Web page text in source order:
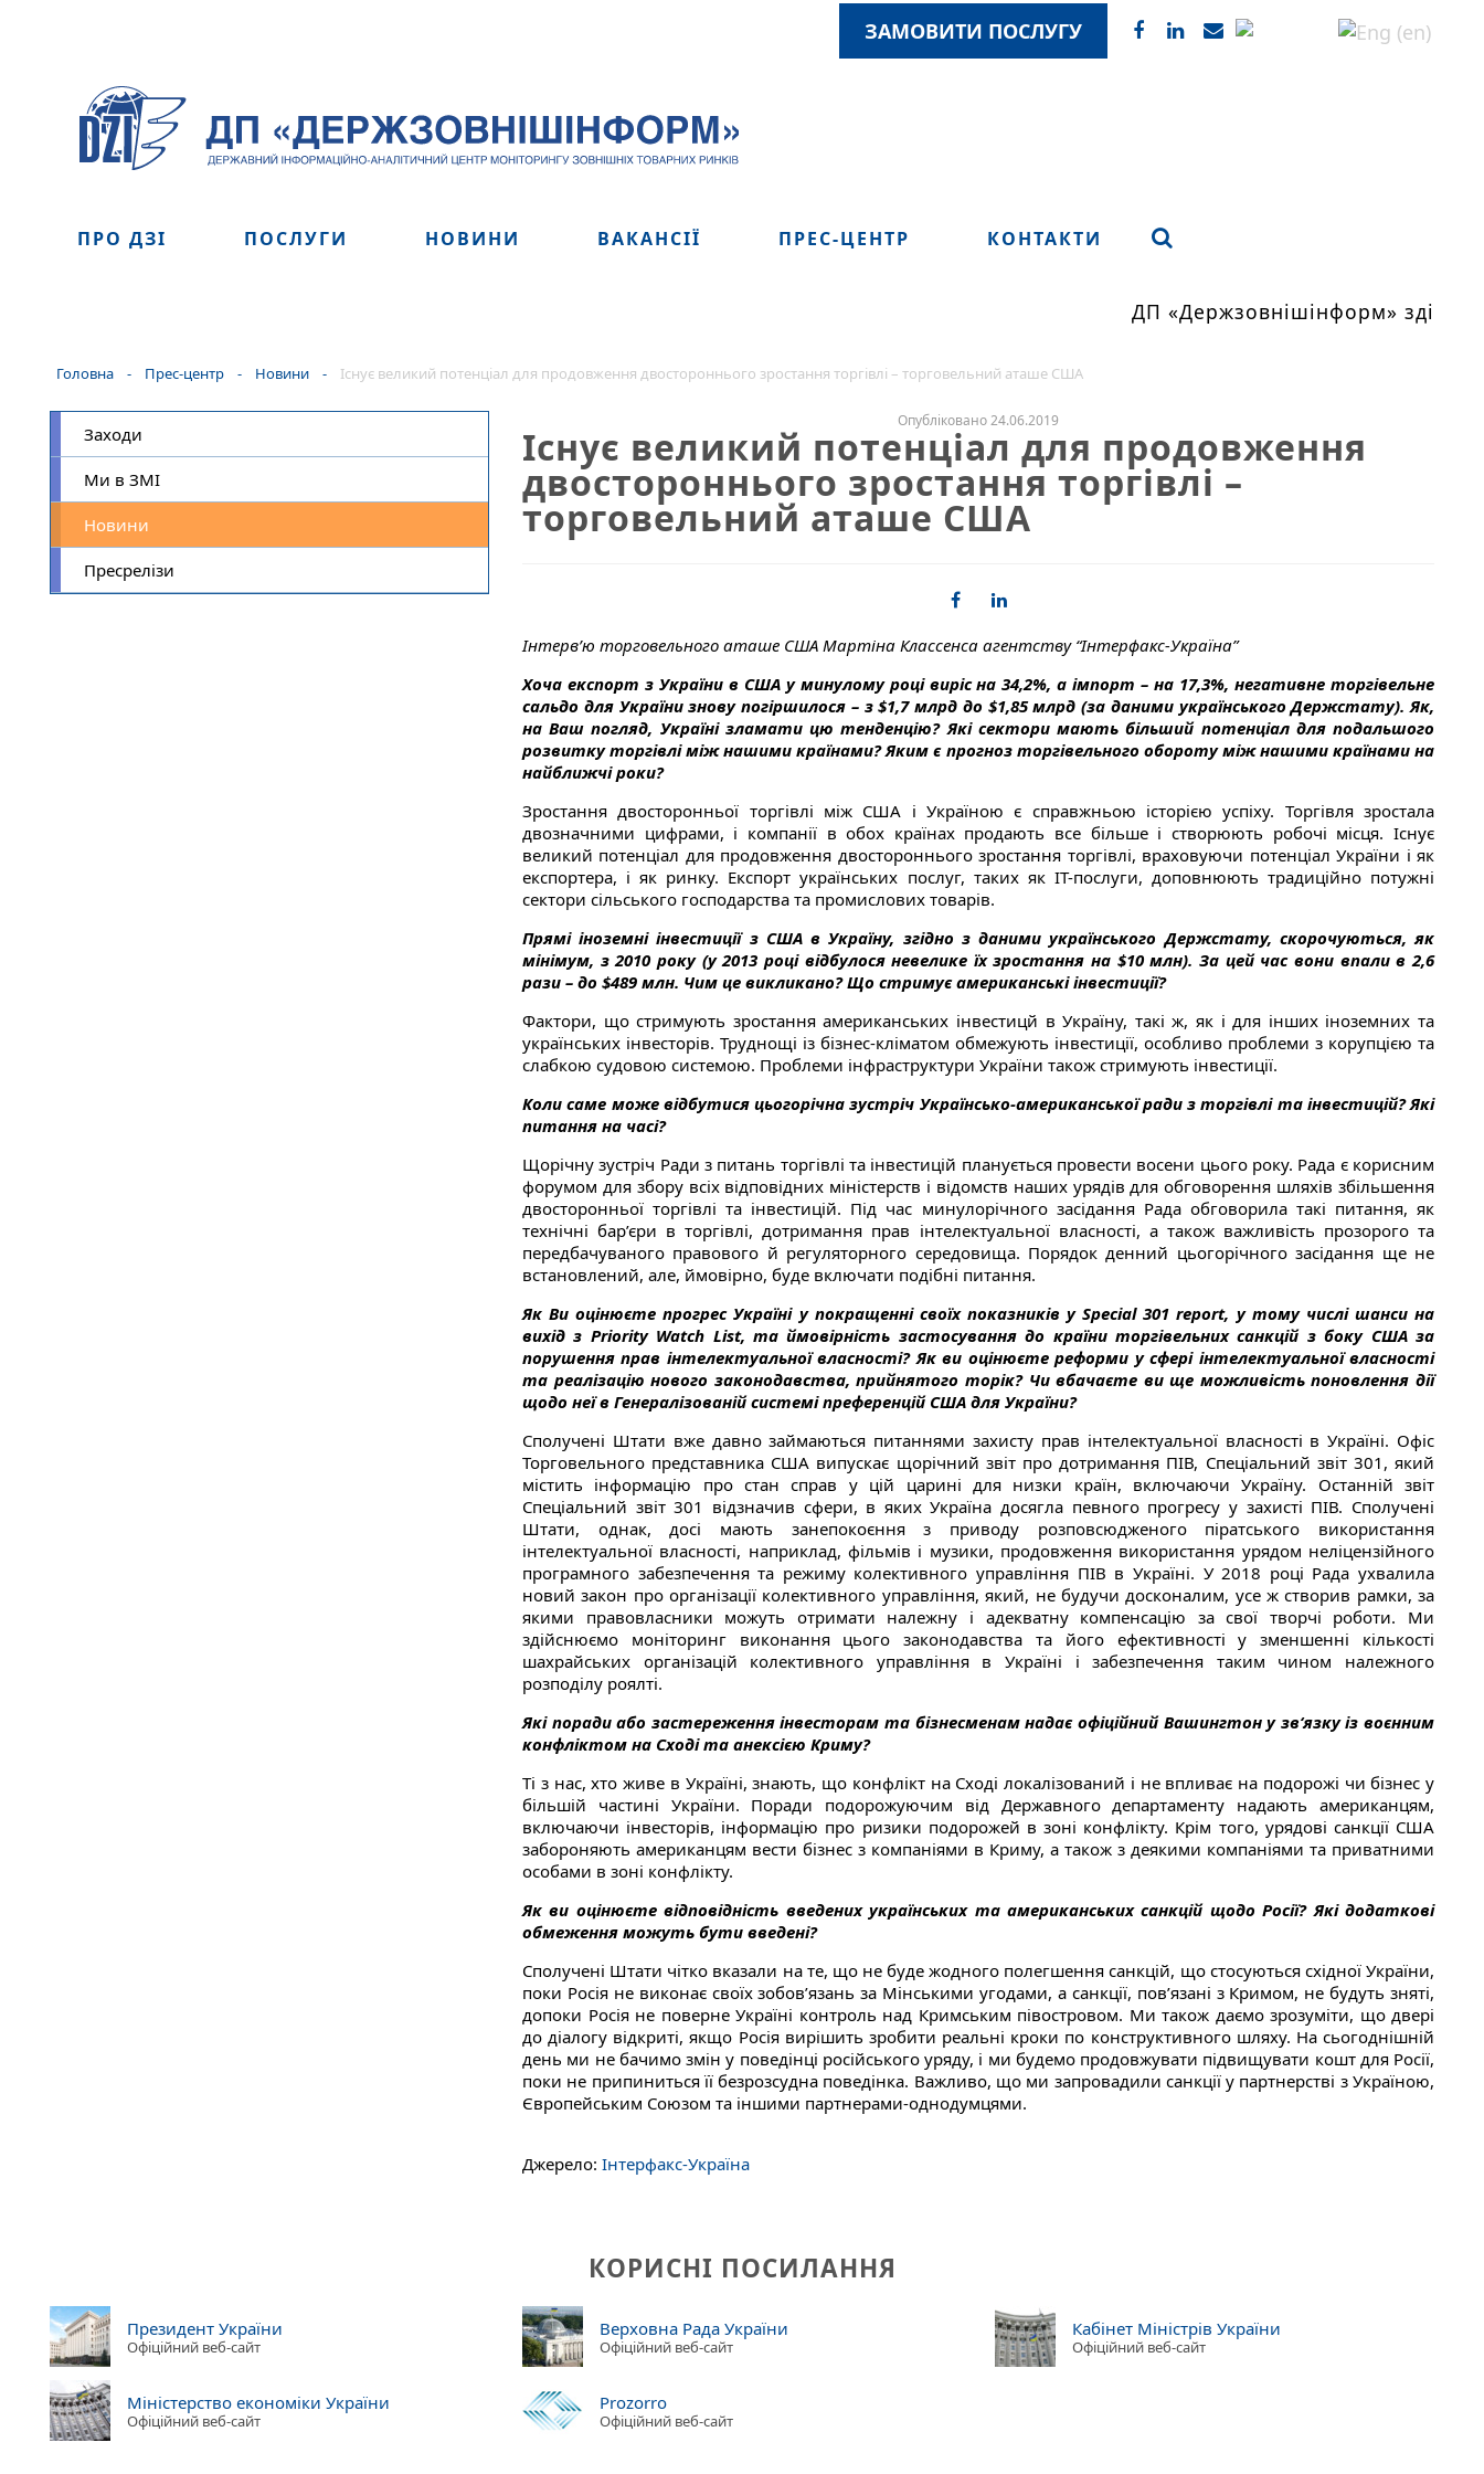
ЗАМОВИТИ ПОСЛУГУ
ПРО ДЗІ ПОСЛУГИ НОВИНИ ВАКАНСІЇ ПРЕС-ЦЕНТР КОНТАКТИ
ДП «Держзовнішінформ»
Головна - Прес-центр - Новини - Існує великий потенціал для продовження двостороннього зростання торгівлі – торговельний аташе США
Заходи
Ми в ЗМІ
Новини
Пресрелізи
Опубліковано 24.06.2019
Існує великий потенціал для продовження
двостороннього зростання торгівлі –
торговельний аташе США
Інтерв’ю торговельного аташе США Мартіна Классенса агентству “Інтерфакс-Україна”
Хоча експорт з України в США у минулому році виріс на 34,2%, а імпорт – на 17,3%, негативне торгівельне
сальдо для України знову погіршилося – з $1,7 млрд до $1,85 млрд (за даними українського Держстату). Як,
на Ваш погляд, Україні зламати цю тенденцію? Які сектори мають більший потенціал для подальшого
розвитку торгівлі між нашими країнами? Яким є прогноз торгівельного обороту між нашими країнами на
найближчі роки?
Зростання двосторонньої торгівлі між США і Україною є справжньою історією успіху. Торгівля зростала
двозначними цифрами, і компанії в обох країнах продають все більше і створюють робочі місця. Існує
великий потенціал для продовження двостороннього зростання торгівлі, враховуючи потенціал України і як
експортера, і як ринку. Експорт українських послуг, таких як ІТ-послуги, доповнюють традиційно потужні
сектори сільського господарства та промислових товарів.
Прямі іноземні інвестиції з США в Україну, згідно з даними українського Держстату, скорочуються, як
мінімум, з 2010 року (у 2013 році відбулося невелике їх зростання на $10 млн). За цей час вони впали в 2,6
рази – до $489 млн. Чим це викликано? Що стримує американські інвестиції?
Фактори, що стримують зростання американських інвестицй в Україну, такі ж, як і для інших іноземних та
українських інвесторів. Труднощі із бізнес-кліматом обмежують інвестиції, особливо проблеми з корупцією та
слабкою судовою системою. Проблеми інфраструктури України також стримують інвестиції.
Коли саме може відбутися цьогорічна зустріч Українсько-американської ради з торгівлі та інвестицій? Які
питання на часі?
Щорічну зустріч Ради з питань торгівлі та інвестицій планується провести восени цього року. Рада є корисним
форумом для збору всіх відповідних міністерств і відомств наших урядів для обговорення шляхів збільшення
двосторонньої торгівлі та інвестицій. Під час минулорічного засідання Рада обговорила такі питання, як
технічні бар’єри в торгівлі, дотримання прав інтелектуальної власності, а також важливість прозорого та
передбачуваного правового й регуляторного середовища. Порядок денний цьогорічного засідання ще не
встановлений, але, ймовірно, буде включати подібні питання.
Як Ви оцінюєте прогрес Україні у покращенні своїх показників у Special 301 report, у тому числі шанси на
вихід з Priority Watch List, та ймовірність застосування до країни торгівельних санкцій з боку США за
порушення прав інтелектуальної власності? Як ви оцінюєте реформи у сфері інтелектуальної власності
та реалізацію нового законодавства, прийнятого торік? Чи вбачаєте ви ще можливість поновлення дії
щодо неї в Генералізованій системі преференцій США для України?
Сполучені Штати вже давно займаються питаннями захисту прав інтелектуальної власності в Україні. Офіс
Торговельного представника США випускає щорічний звіт про дотримання ПІВ, Спеціальний звіт 301, який
містить інформацію про стан справ у цій царині для низки країн, включаючи Україну. Останній звіт
Спеціальний звіт 301 відзначив сфери, в яких Україна досягла певного прогресу у захисті ПІВ. Сполучені
Штати, однак, досі мають занепокоєння з приводу розповсюдженого піратського використання
інтелектуальної власності, наприклад, фільмів і музики, продовження використання урядом неліцензійного
програмного забезпечення та режиму колективного управління ПІВ в Україні. У 2018 році Рада ухвалила
новий закон про організації колективного управління, який, не будучи досконалим, усе ж створив рамки, за
якими правовласники можуть отримати належну і адекватну компенсацію за свої творчі роботи. Ми
здійснюємо моніторинг виконання цього законодавства та його ефективності у зменшенні кількості
шахрайських організацій колективного управління в Україні і забезпечення таким чином належного
розподілу роялті.
Які поради або застереження інвесторам та бізнесменам надає офіційний Вашингтон у зв‘язку із воєнним
конфліктом на Сході та анексією Криму?
Ті з нас, хто живе в Україні, знають, що конфлікт на Сході локалізований і не впливає на подорожі чи бізнес у
більшій частині України. Поради подорожуючим від Державного департаменту надають американцям,
включаючи інвесторів, інформацію про ризики подорожей в зоні конфлікту. Крім того, урядові санкції США
забороняють американцям вести бізнес з компаніями в Криму, а також з деякими компаніями та приватними
особами в зоні конфлікту.
Як ви оцінюєте відповідність введених українських та американських санкцій щодо Росії? Які додаткові
обмеження можуть бути введені?
Сполучені Штати чітко вказали на те, що не буде жодного полегшення санкцій, що стосуються східної України,
поки Росія не виконає своїх зобов’язань за Мінськими угодами, а санкції, пов’язані з Кримом, не будуть зняті,
допоки Росія не поверне Україні контроль над Кримським півостровом. Ми також даємо зрозуміти, що двері
до діалогу відкриті, якщо Росія вирішить зробити реальні кроки по конструктивного шляху. На сьогоднішній
день ми не бачимо змін у поведінці російського уряду, і ми будемо продовжувати підвищувати кошт для Росії,
поки не припиниться її безрозсудна поведінка. Важливо, що ми запровадили санкції у партнерстві з Україною,
Європейським Союзом та іншими партнерами-однодумцями.
Джерело: Інтерфакс-Україна
КОРИСНІ ПОСИЛАННЯ
Президент України
Офіційний веб-сайт
Верховна Рада України
Офіційний веб-сайт
Кабінет Міністрів України
Офіційний веб-сайт
Міністерство економіки України
Офіційний веб-сайт
Prozorro
Офіційний веб-сайт